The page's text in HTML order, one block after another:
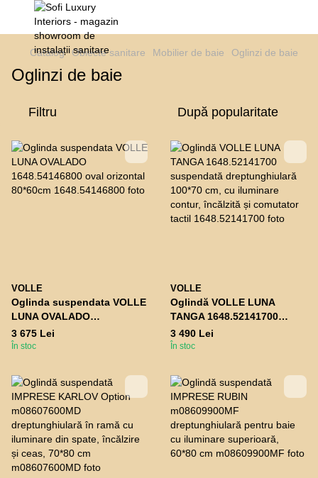
Catalog Obiecte sanitare Mobilier de baie Oglinzi de baie
Oglinzi de baie
Filtru După popularitate
VOLLE
Oglinda suspendata VOLLE
LUNA OVALADO
1648.54146800 oval
orizontal 80*60cm
3 675 Lei
În stoc
VOLLE
Oglindă VOLLE LUNA
TANGA 1648.52141700
suspendată
dreptunghiulară 100*70 cm,
încălzită și comutator tactil
3 490 Lei
În stoc